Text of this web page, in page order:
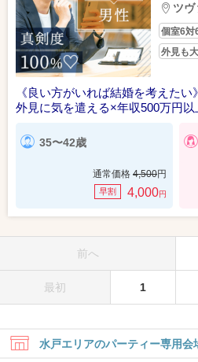
ツヴ
個室6対
外見も
《良い方がいれば結婚を考えたい》
外見に気を遣える×年収500万円
35〜42歳
通常価格 4,500円
早割 4,000円
前へ
最初 1
水戸エリアのパーティー専用会